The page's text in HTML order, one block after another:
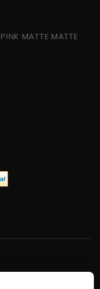
MATTE MATTE
70014